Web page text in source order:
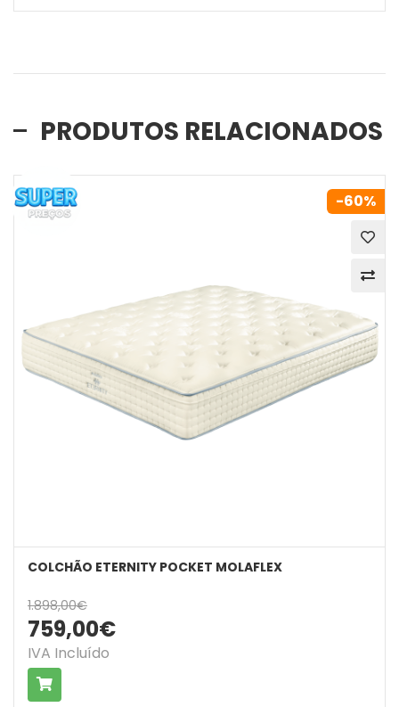
PRODUTOS RELACIONADOS
-60%
COLCHÃO ETERNITY POCKET MOLAFLEX
1.898,00€
759,00€
IVA Incluído
COMPRAR